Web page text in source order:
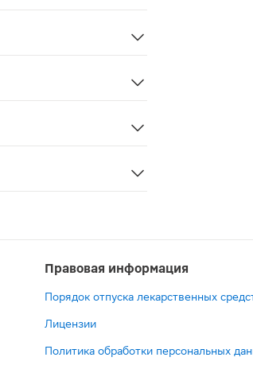
Правовая информация
Порядок отпуска лекарственных
Лицензии
Политика обработки персональных